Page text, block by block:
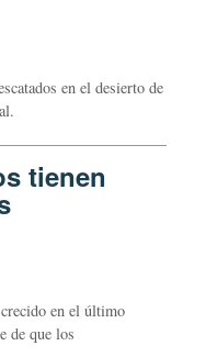
en el desierto de
tienen
en el último
de que los